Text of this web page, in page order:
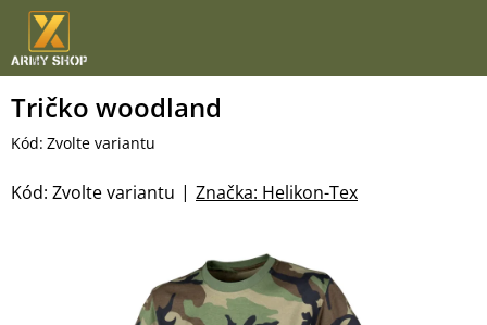
Přejít
obsah
Tričko woodland
Kód: Zvolte variantu
Značka: Helikon-Tex
Kód: Zvolte variantu